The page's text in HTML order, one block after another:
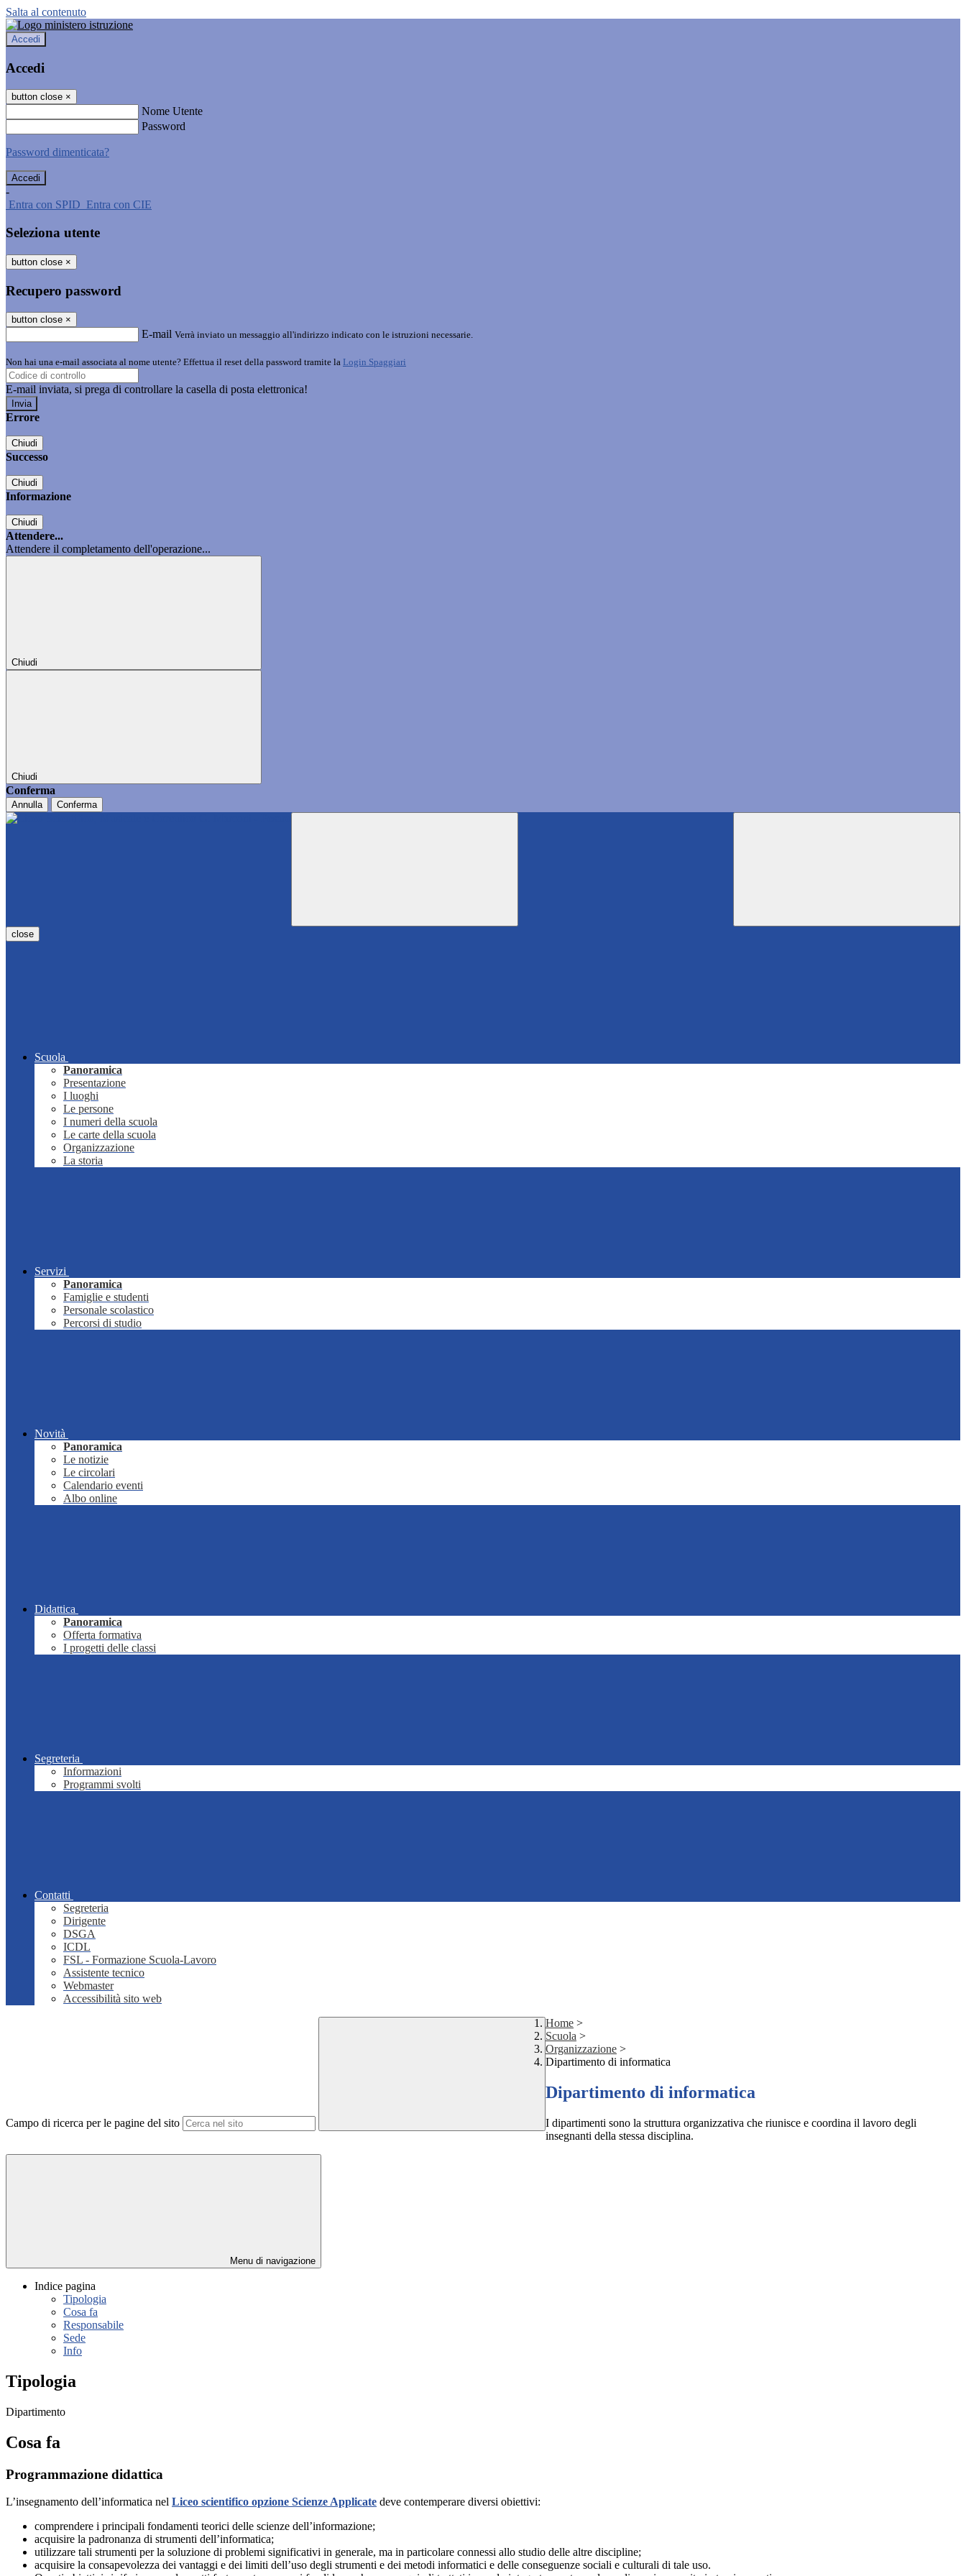
Salta al contenuto
Accedi
Accedi
button close ×
Nome Utente
Password
Password dimenticata?
-
Entra con SPID Entra con CIE
Seleziona utente
button close ×
Recupero password
button close ×
E-mail Verrà inviato un messaggio all'indirizzo indicato con le istruzioni necessarie.
Non hai una e-mail associata al nome utente? Effettua il reset della password tramite la Login Spaggiari
E-mail inviata, si prega di controllare la casella di posta elettronica!
Errore
Chiudi
Successo
Chiudi
Informazione
Chiudi
Attendere...
Attendere il completamento dell'operazione...
Chiudi
Chiudi
Conferma
Annulla Conferma
close
Scuola
Panoramica
Presentazione
I luoghi
Le persone
I numeri della scuola
Le carte della scuola
Organizzazione
La storia
Servizi
Panoramica
Famiglie e studenti
Personale scolastico
Percorsi di studio
Novità
Panoramica
Le notizie
Le circolari
Calendario eventi
Albo online
Didattica
Panoramica
Offerta formativa
I progetti delle classi
Segreteria
Informazioni
Programmi svolti
Contatti
Segreteria
Dirigente
DSGA
ICDL
FSL - Formazione Scuola-Lavoro
Assistente tecnico
Webmaster
Accessibilità sito web
Campo di ricerca per le pagine del sito
Home >
Scuola >
Organizzazione >
Dipartimento di informatica
Dipartimento di informatica
I dipartimenti sono la struttura organizzativa che riunisce e coordina il lavoro degli
insegnanti della stessa disciplina.
Menu di navigazione
Indice pagina
Tipologia
Cosa fa
Responsabile
Sede
Info
Tipologia
Dipartimento
Cosa fa
Programmazione didattica
L’insegnamento dell’informatica nel Liceo scientifico opzione Scienze Applicate deve contemperare diversi obiettivi:
comprendere i principali fondamenti teorici delle scienze dell’informazione;
acquisire la padronanza di strumenti dell’informatica;
utilizzare tali strumenti per la soluzione di problemi significativi in generale, ma in particolare connessi allo studio delle altre discipline;
acquisire la consapevolezza dei vantaggi e dei limiti dell’uso degli strumenti e dei metodi informatici e delle conseguenze sociali e culturali di tale uso.